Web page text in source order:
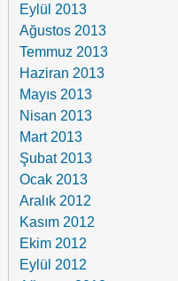
Eylül 2013
Ağustos 2013
Temmuz 2013
Haziran 2013
Mayıs 2013
Nisan 2013
Mart 2013
Şubat 2013
Ocak 2013
Aralık 2012
Kasım 2012
Ekim 2012
Eylül 2012